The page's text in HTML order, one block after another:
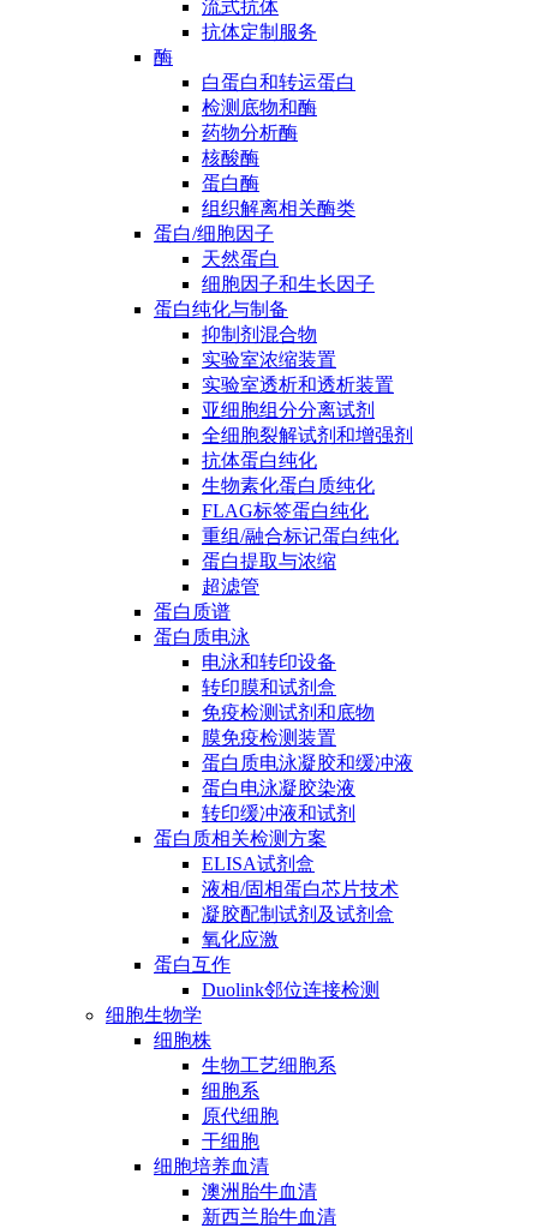
流式抗体
抗体定制服务
酶
白蛋白和转运蛋白
检测底物和酶
药物分析酶
核酸酶
蛋白酶
组织解离相关酶类
蛋白/细胞因子
天然蛋白
细胞因子和生长因子
蛋白纯化与制备
抑制剂混合物
实验室浓缩装置
实验室透析和透析装置
亚细胞组分分离试剂
全细胞裂解试剂和增强剂
抗体蛋白纯化
生物素化蛋白质纯化
FLAG标签蛋白纯化
重组/融合标记蛋白纯化
蛋白提取与浓缩
超滤管
蛋白质谱
蛋白质电泳
电泳和转印设备
转印膜和试剂盒
免疫检测试剂和底物
膜免疫检测装置
蛋白质电泳凝胶和缓冲液
蛋白电泳凝胶染液
转印缓冲液和试剂
蛋白质相关检测方案
ELISA试剂盒
液相/固相蛋白芯片技术
凝胶配制试剂及试剂盒
氧化应激
蛋白互作
Duolink邻位连接检测
细胞生物学
细胞株
生物工艺细胞系
细胞系
原代细胞
干细胞
细胞培养血清
澳洲胎牛血清
新西兰胎牛血清